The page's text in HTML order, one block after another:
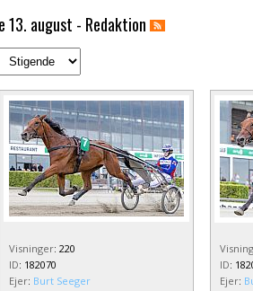
13. august - Redaktion
Visninger: 220
ID: 182070
Ejer: Burt Seeger
ID:
Ejer: